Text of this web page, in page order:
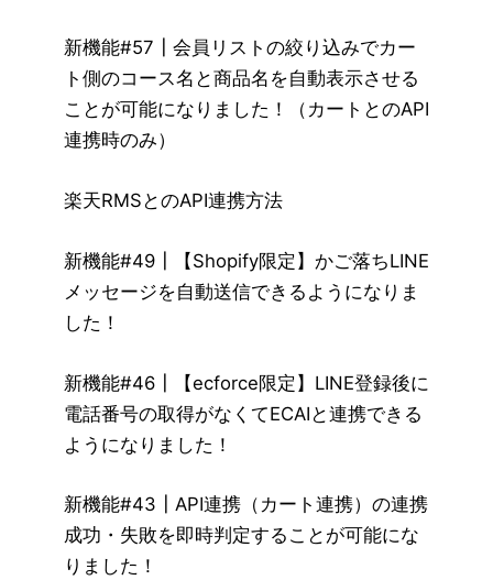
新機能#57┃会員リストの絞り込みでカー
ト側のコース名と商品名を自動表示させる
ことが可能になりました！（カートとのAPI
連携時のみ）
楽天RMSとのAPI連携方法
新機能#49┃【Shopify限定】かご落ちLINE
メッセージを自動送信できるようになりま
した！
新機能#46┃【ecforce限定】LINE登録後に
電話番号の取得がなくてECAIと連携できる
ようになりました！
新機能#43┃API連携（カート連携）の連携
成功・失敗を即時判定することが可能にな
りました！